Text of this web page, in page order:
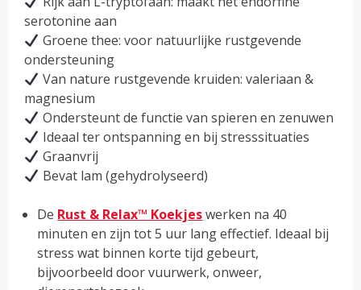
serotonine aan
Groene thee: voor natuurlijke rustgevende
ondersteuning
Van nature rustgevende kruiden: valeriaan &
magnesium
Ondersteunt de functie van spieren en zenuwen
Ideaal ter ontspanning en bij stresssituaties
Graanvrij
Bevat lam (gehydrolyseerd)
De Rust & Relax™ Koekjeswerken na 40
minuten en zijn tot 5 uur lang effectief. Ideaal bij
stress wat binnen korte tijd gebeurt,
bijvoorbeeld door vuurwerk, onweer,